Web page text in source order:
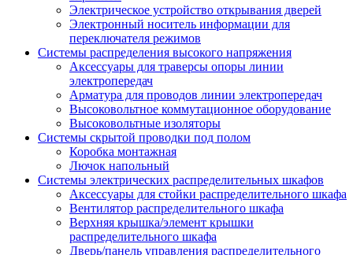
Электрическое устройство открывания дверей
Электронный носитель информации для
переключателя режимов
Системы распределения высокого напряжения
Аксессуары для траверсы опоры линии
электропередач
Арматура для проводов линии электропередач
Высоковольтное коммутационное оборудование
Высоковольтные изоляторы
Системы скрытой проводки под полом
Коробка монтажная
Лючок напольный
Системы электрических распределительных шкафов
Аксессуары для стойки распределительного шкафа
Вентилятор распределительного шкафа
Верхняя крышка/элемент крышки
распределительного шкафа
Дверь/панель управления распределительного